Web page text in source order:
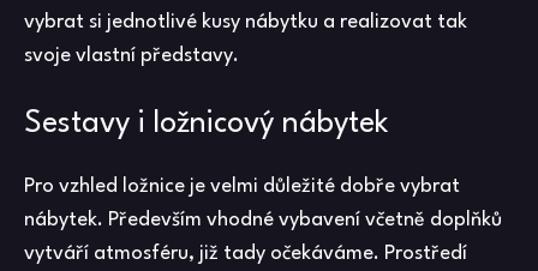
vybrat si jednotlivé kusy nábytku a realizovat tak
svoje vlastní představy.
Sestavy i ložnicový nábytek
Pro vzhled ložnice je velmi důležité dobře vybrat
nábytek. Především vhodné vybavení včetně doplňků
vytváří atmosféru, již tady očekáváme. Prostředí